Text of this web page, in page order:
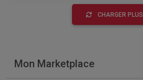
CHARGER PLUS
Mon Marketplace